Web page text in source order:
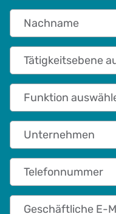
Nachname
Tätigkeitsebene
Funktionale Rolle
Unternehmen
Telefonnummer
Geschäftliche E-